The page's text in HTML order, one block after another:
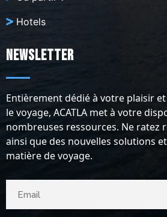
Hotels
Newsletter
Entièrement dédié à votre plaisir
le voyage, ACATLA met à votre
nombreuses ressources. Ne ratez
ainsi que des nouvelles solutions
matière de voyage.